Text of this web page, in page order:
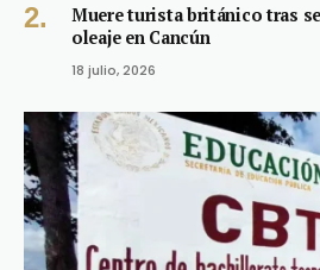
Muere turista británico tras
oleaje en Cancún
18 julio, 2026